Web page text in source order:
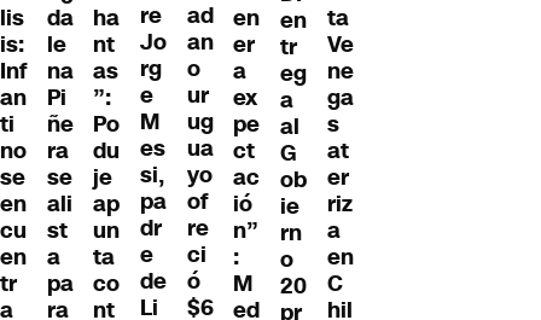
lis
is:
Inf
an
ti
no
se
en
cu
en
tr
a
da
le
na
Pi
ñe
ra
se
ali
st
a
pa
ra
ha
nt
as
”:
Po
du
je
ap
un
ta
co
nt
re
Jo
rg
e
M
es
si,
pa
dr
e
de
Li
ad
an
o
ur
ug
ua
yo
of
re
ci
ó
$6
en
er
a
ex
pe
ct
ac
ió
n”
:
M
ed
en
tr
eg
a
al
G
ob
ie
rn
o
20
pr
ta
Ve
ne
ga
s
at
er
riz
a
en
C
hil